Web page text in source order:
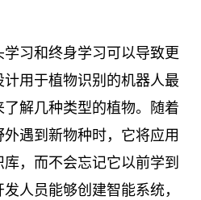
习和终身学习可以导致更
用于植物识别的机器人最
解几种类型的植物。随着
遇到新物种时，它将应用
，而不会忘记它以前学到
人员能够创建智能系统，